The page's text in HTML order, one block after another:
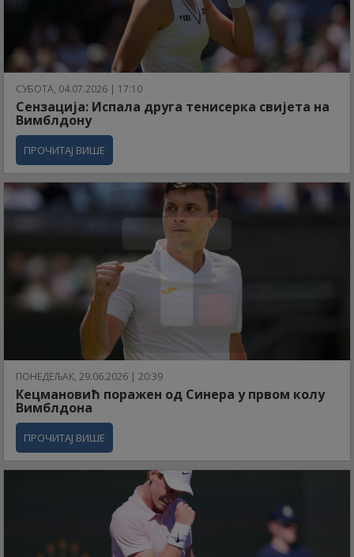
СУБОТА, 04.07.2026 | 17:10
Сензација: Испала друга тенисерка свијета на
Вимблдону
ПРОЧИТАЈ ВИШЕ
ПОНЕДЕЉАК, 29.06.2026 | 20:39
Кецмановић поражен од Синера у првом колу
Вимблдона
ПРОЧИТАЈ ВИШЕ